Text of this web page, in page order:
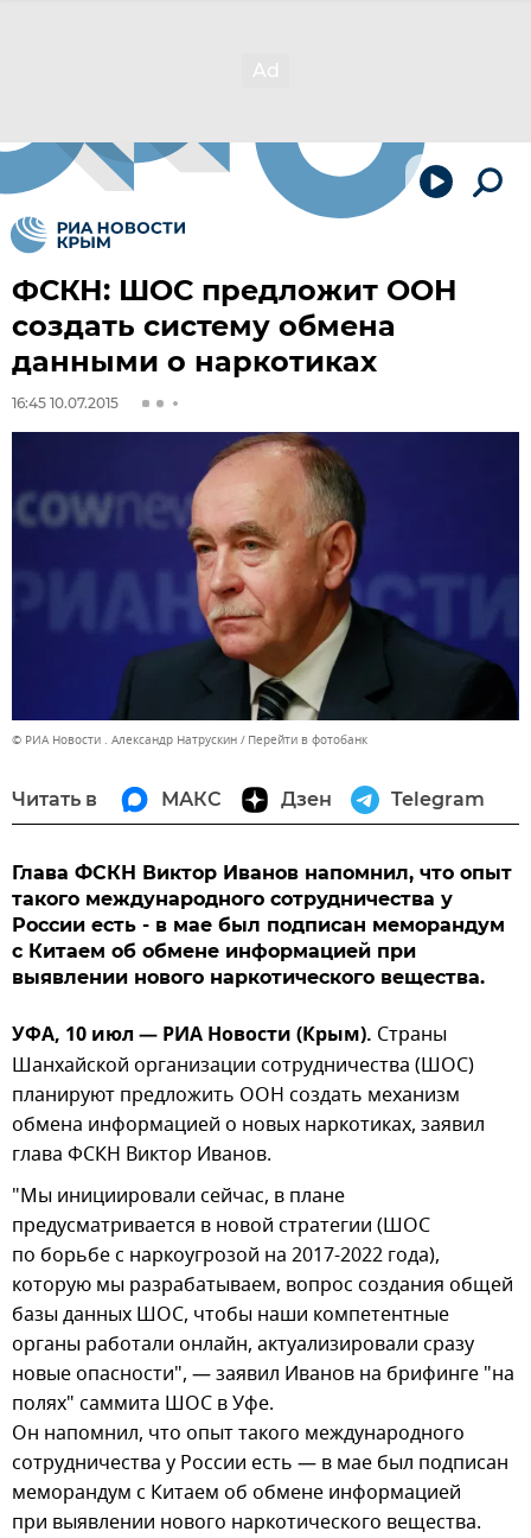
ФСКН: ШОС предложит ООН
создать систему обмена
данными о наркотиках
16:45 10.07.2015
© РИА Новости . Александр Натрускин Перейти в фотобанк
Читать в МАКС Дзен Telegram
Глава ФСКН Виктор Иванов напомнил, что опыт
такого международного сотрудничества у
России есть - в мае был подписан меморандум
с Китаем об обмене информацией при
выявлении нового наркотического вещества.
УФА, 10 июл — РИА Новости (Крым). Страны
Шанхайской организации сотрудничества (ШОС)
планируют предложить ООН создать механизм
обмена информацией о новых наркотиках, заявил
глава ФСКН Виктор Иванов.
"Мы инициировали сейчас, в плане
предусматривается в новой стратегии (ШОС
по борьбе с наркоугрозой на 2017-2022 года),
которую мы разрабатываем, вопрос создания общей
базы данных ШОС, чтобы наши компетентные
органы работали онлайн, актуализировали сразу
новые опасности", — заявил Иванов на брифинге "на
полях" саммита ШОС в Уфе.
Он напомнил, что опыт такого международного
сотрудничества у России есть — в мае был подписан
меморандум с Китаем об обмене информацией
при выявлении нового наркотического вещества.